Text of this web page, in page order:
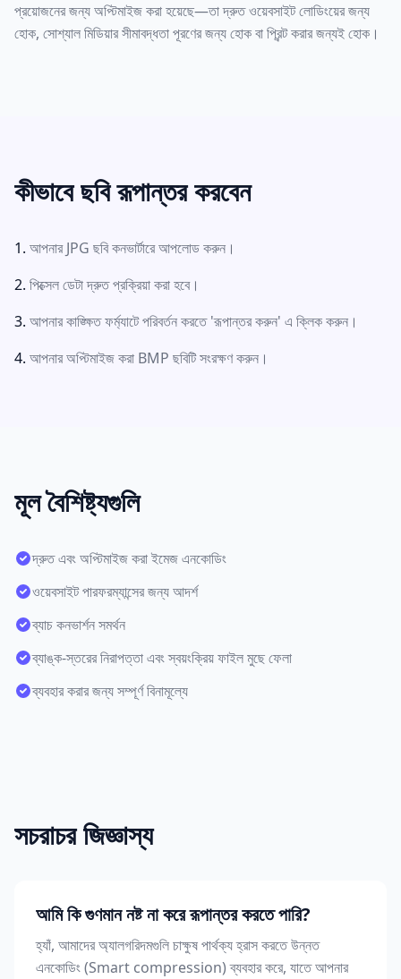
প্রয়োজনের জন্য অপ্টিমাইজ করা হয়েছে—তা দ্রুত ওয়েবসাইট লোডিংয়ের জন্য
হোক, সোশ্যাল মিডিয়ার সীমাবদ্ধতা পূরণের জন্য হোক বা প্রিন্ট করার জন্যই হোক।
কীভাবে ছবি রূপান্তর করবেন
আপনার JPG ছবি কনভার্টারে আপলোড করুন।
পিক্সেল ডেটা দ্রুত প্রক্রিয়া করা হবে।
আপনার কাঙ্ক্ষিত ফর্ম্যাটে পরিবর্তন করতে 'রূপান্তর করুন' এ ক্লিক করুন।
আপনার অপ্টিমাইজ করা BMP ছবিটি সংরক্ষণ করুন।
মূল বৈশিষ্ট্যগুলি
দ্রুত এবং অপ্টিমাইজ করা ইমেজ এনকোডিং
ওয়েবসাইট পারফরম্যান্সের জন্য আদর্শ
ব্যাচ কনভার্শন সমর্থন
ব্যাঙ্ক-স্তরের নিরাপত্তা এবং স্বয়ংক্রিয় ফাইল মুছে ফেলা
ব্যবহার করার জন্য সম্পূর্ণ বিনামূল্যে
সচরাচর জিজ্ঞাস্য
আমি কি গুণমান নষ্ট না করে রূপান্তর করতে পারি?
হ্যাঁ, আমাদের অ্যালগরিদমগুলি চাক্ষুষ পার্থক্য হ্রাস করতে উন্নত
এনকোডিং (Smart compression) ব্যবহার করে, যাতে আপনার